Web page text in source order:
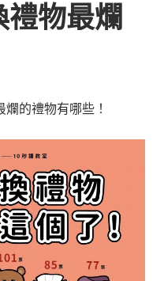
物最爛
的禮物有哪些！